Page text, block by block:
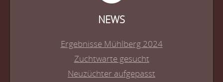
NEWS
Ergebnisse Mühlberg 2024
Zuchtwarte gesucht
Neuzüchter aufgepasst